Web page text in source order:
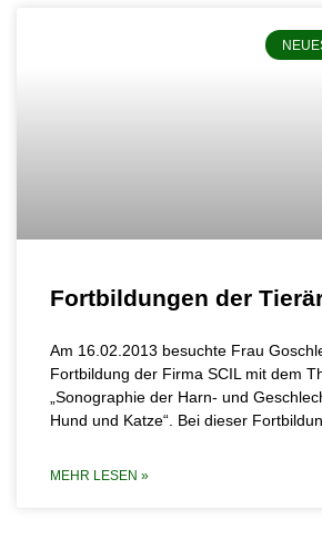
Fortbildungen der
Am 16.02.2013 besuchte Frau
Fortbildung der Firma SCIL mit dem
„Sonographie der Harn- und
Hund und Katze“. Bei dieser
MEHR LESEN »